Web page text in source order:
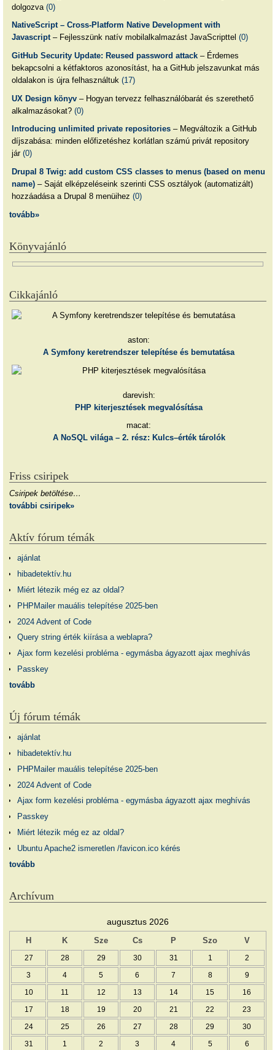
dolgozva (0)
NativeScript – Cross-Platform Native Development with
Javascript– Fejlesszünk natív mobilalkalmazást JavaScripttel (0)
GitHub Security Update: Reused password attack– Érdemes
bekapcsolni a kétfaktoros azonosítást, ha a GitHub jelszavunkat más
oldalakon is újra felhasználtuk (17)
UX Design könyv– Hogyan tervezz felhasználóbarát és szerethető
alkalmazásokat? (0)
Introducing unlimited private repositories– Megváltozik a GitHub
díjszabása: minden előfizetéshez korlátlan számú privát repository
jár (0)
Drupal 8 Twig: add custom CSS classes to menus (based on menu
name)– Saját elképzeléseink szerinti CSS osztályok (automatizált)
hozzáadása a Drupal 8 menüihez (0)
tovább»
Könyvajánló
Cikkajánló
aston:
A Symfony keretrendszer telepítése és bemutatása
darevish:
PHP kiterjesztések megvalósítása
macat:
A NoSQL világa – 2. rész: Kulcs–érték tárolók
Friss csiripek
Csiripek betöltése…
további csiripek»
Aktív fórum témák
ajánlat
hibadetektív.hu
Miért létezik még ez az oldal?
PHPMailer mauális telepítése 2025-ben
2024 Advent of Code
Query string érték kiírása a weblapra?
Ajax form kezelési probléma - egymásba ágyazott ajax meghívás
Passkey
tovább
Új fórum témák
ajánlat
hibadetektív.hu
PHPMailer mauális telepítése 2025-ben
2024 Advent of Code
Ajax form kezelési probléma - egymásba ágyazott ajax meghívás
Passkey
Miért létezik még ez az oldal?
Ubuntu Apache2 ismeretlen /favicon.ico kérés
tovább
Archívum
augusztus 2026
H K Sze Cs P Szo V
27 28 29 30 31 1 2
3 4 5 6 7 8 9
10 11 12 13 14 15 16
17 18 19 20 21 22 23
24 25 26 27 28 29 30
31 1 2 3 4 5 6